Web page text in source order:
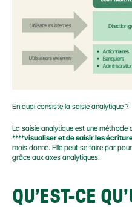
En quoi consiste la saisie analytique ?
La saisie analytique est une
****visualiser et de saisir les
mois donné. Elle peut se faire par
grâce aux axes analytiques.
QU’EST-CE